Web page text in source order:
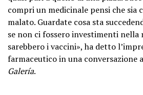
compri un medicinale pensi che sia
malato. Guardate cosa sta
se non ci fossero investimenti nella
sarebbero i vaccini», ha detto
farmaceutico in una conversazione
Galería.